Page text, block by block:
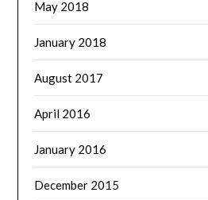
May 2018
January 2018
August 2017
April 2016
January 2016
December 2015